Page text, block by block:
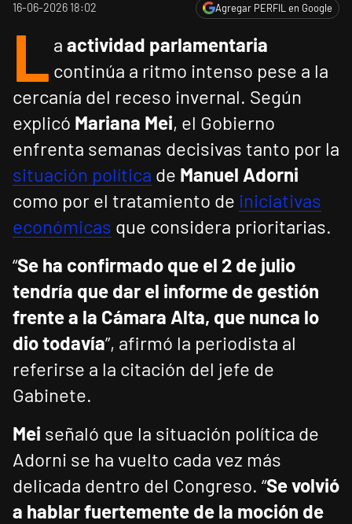
16-06-2026 18:02 Agregar PERFIL en Google
L a actividad parlamentaria
continúa a ritmo intenso pese a la
cercanía del receso invernal. Según
explicó Mariana Mei, el Gobierno
enfrenta semanas decisivas tanto por la
situación política de Manuel Adorni
como por el tratamiento de iniciativas
económicas que considera prioritarias.
“Se ha confirmado que el 2 de julio
tendría que dar el informe de gestión
frente a la Cámara Alta, que nunca lo
dio todavía”, afirmó la periodista al
referirse a la citación del jefe de
Gabinete.
Mei señaló que la situación política de
Adorni se ha vuelto cada vez más
delicada dentro del Congreso. “Se volvió
a hablar fuertemente de la moción de